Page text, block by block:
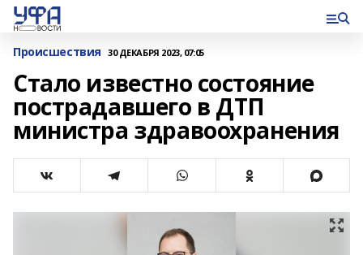
Происшествия 30 ДЕКАБРЯ 2023, 07:05
Стало известно состояние
пострадавшего в ДТП
министра здравоохранения